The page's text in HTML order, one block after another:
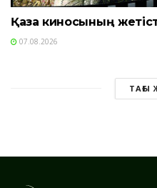
Қазақ киносының
07.08.2026
ТАҒЫ